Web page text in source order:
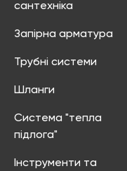
сантехніка
Запірна арматура
Трубні системи
Шланги
Система "тепла
підлога"
Інструменти та